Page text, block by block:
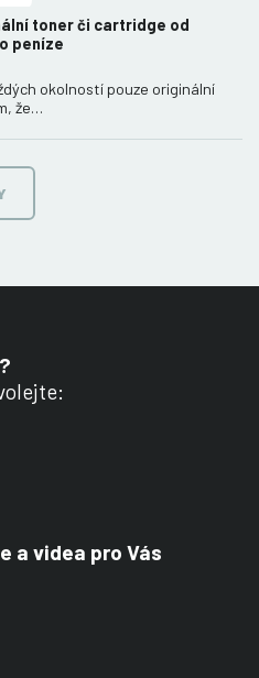
toner či cartridge od
peníze
okolností pouze originální
že…
a videa pro Vás